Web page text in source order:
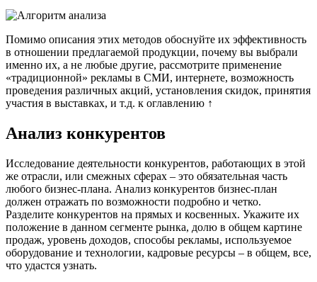
Помимо описания этих методов обоснуйте их эффективность
в отношении предлагаемой продукции, почему вы выбрали
именно их, а не любые другие, рассмотрите применение
«традиционной» рекламы в СМИ, интернете, возможность
проведения различных акций, установления скидок, принятия
участия в выставках, и т.д. к оглавлению ↑
Анализ конкурентов
Исследование деятельности конкурентов, работающих в этой
же отрасли, или смежных сферах – это обязательная часть
любого бизнес-плана. Анализ конкурентов бизнес-план
должен отражать по возможности подробно и четко.
Разделите конкурентов на прямых и косвенных. Укажите их
положение в данном сегменте рынка, долю в общем картине
продаж, уровень доходов, способы рекламы, используемое
оборудование и технологии, кадровые ресурсы – в общем, все,
что удастся узнать.